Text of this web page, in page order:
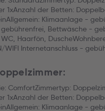
1xAnzahl der Betten:
Klimaanlage -
Bettwäsche -
Haarfön,
WIFI Internetanschluss -
ComfortZimmertyp:
1xAnzahl der Betten:
Klimaanlage -